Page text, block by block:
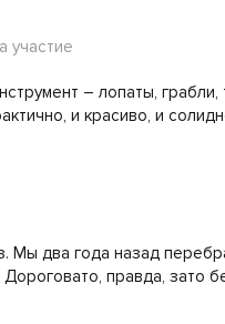
участие
– лопаты,
и красиво, и
Мы два года назад
правда, зато